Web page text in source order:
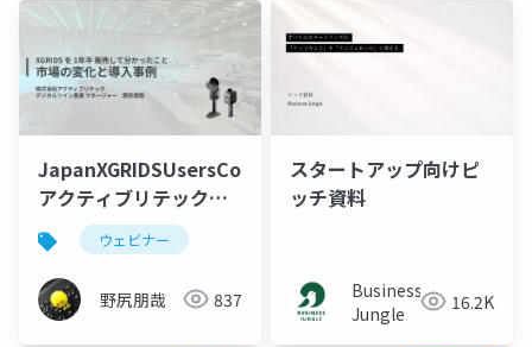
JapanXGRIDSUsersCommunity2026_0515_
アクティブリテック野
尻
ウェビナー
野尻朋哉 837
スタートアップ向けピ
ッチ資料
Business
Jungle
16.2K